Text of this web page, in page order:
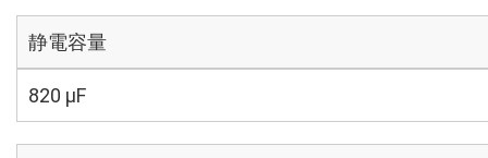
静電容量
820 µF